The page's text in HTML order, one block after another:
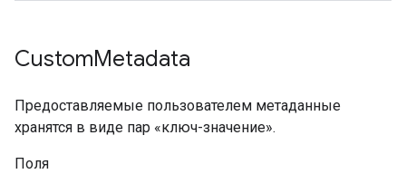
CustomMetadata
Предоставляемые пользователем метаданные
хранятся в виде пар «ключ-значение».
Поля